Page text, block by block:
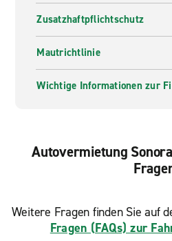
Zusatzhaftpflichtschutz
Mautrichtlinie
Wichtige Informationen zur
Autovermietung
Weitere Fragen finden Sie auf
Fragen (FAQs) zur